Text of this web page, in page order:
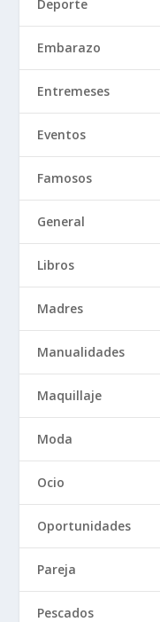
Deporte
Embarazo
Entremeses
Eventos
Famosos
General
Libros
Madres
Manualidades
Maquillaje
Moda
Ocio
Oportunidades
Pareja
Pescados